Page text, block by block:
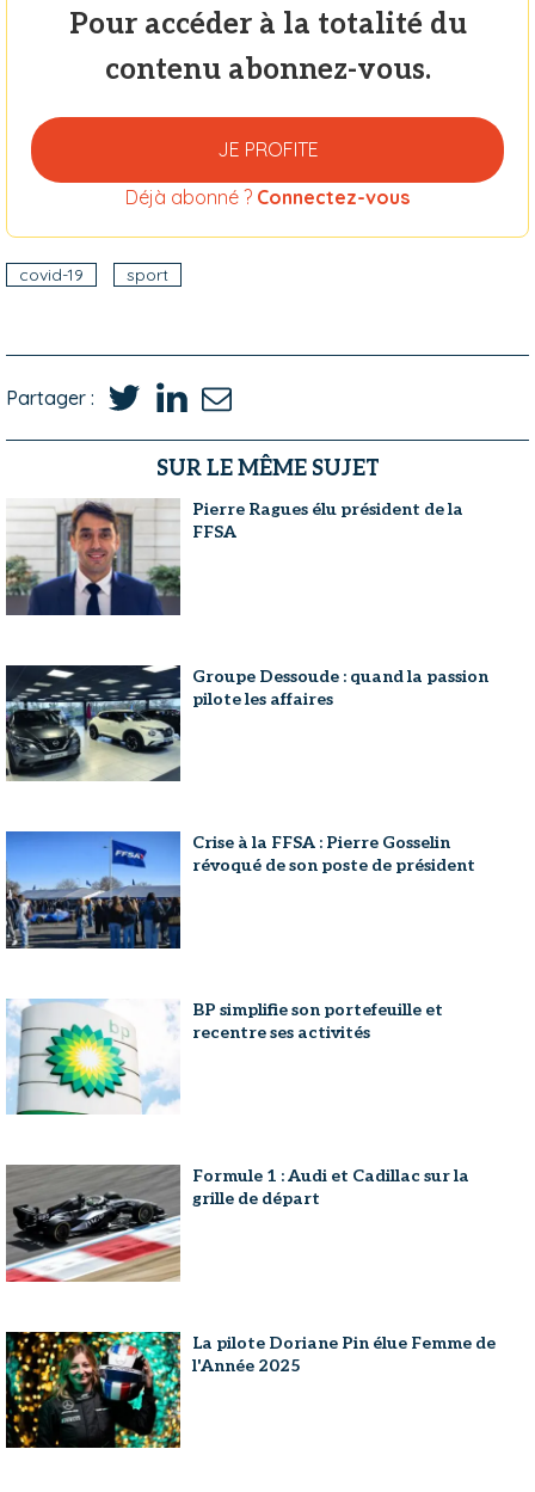
Pour accéder à la totalité du
contenu abonnez-vous.
JE PROFITE
Déjà abonné ? Connectez-vous
covid-19 sport
Partager :
SUR LE MÊME SUJET
Pierre Ragues élu président de la
FFSA
Groupe Dessoude : quand la passion
pilote les affaires
Crise à la FFSA : Pierre Gosselin
révoqué de son poste de président
BP simplifie son portefeuille et
recentre ses activités
Formule 1 : Audi et Cadillac sur la
grille de départ
La pilote Doriane Pin élue Femme de
l'Année 2025